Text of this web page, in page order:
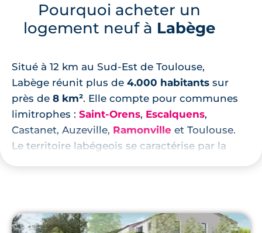
Pourquoi acheter un
logement neuf à Labège
Situé à 12 km au Sud-Est de Toulouse,
Labège réunit plus de 4.000 habitants sur
près de 8 km². Elle compte pour communes
limitrophes : Saint-Orens, Escalquens,
Castanet, Auzeville, Ramonville et Toulouse.
Le territoire labégeois se caractérise par la
du marchéimmobilier neuf de Toulouse